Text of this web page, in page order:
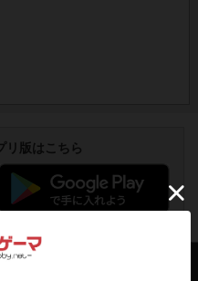
リ版はこちら
急上昇中